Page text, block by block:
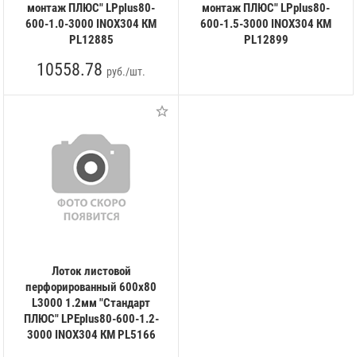
монтаж ПЛЮС" LPplus80-
600-1.0-3000 INOX304 КМ
PL12885
10558.78 руб./шт.
монтаж ПЛЮС" LPplus80-
600-1.5-3000 INOX304 КМ
PL12899
Лоток листовой
перфорированный 600х80
L3000 1.2мм "Стандарт
ПЛЮС" LPEplus80-600-1.2-
3000 INOX304 КМ PL5166